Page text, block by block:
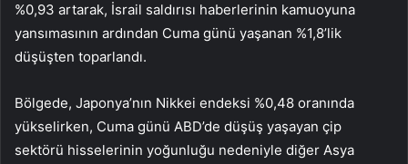
%0,93 artarak, İsrail saldırısı haberlerinin kamuoyuna
yansımasının ardından Cuma günü yaşanan %1,8’lik
düşüşten toparlandı.
Bölgede, Japonya’nın Nikkei endeksi %0,48 oranında
yükselirken, Cuma günü ABD’de düşüş yaşayan çip
sektörü hisselerinin yoğunluğu nedeniyle diğer Asya